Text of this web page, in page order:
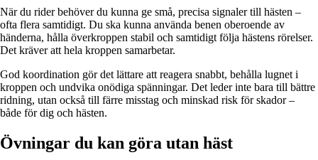
När du rider behöver du kunna ge små, precisa signaler till hästen –
ofta flera samtidigt. Du ska kunna använda benen oberoende av
händerna, hålla överkroppen stabil och samtidigt följa hästens rörelser.
Det kräver att hela kroppen samarbetar.
God koordination gör det lättare att reagera snabbt, behålla lugnet i
kroppen och undvika onödiga spänningar. Det leder inte bara till bättre
ridning, utan också till färre misstag och minskad risk för skador –
både för dig och hästen.
Övningar du kan göra utan häst